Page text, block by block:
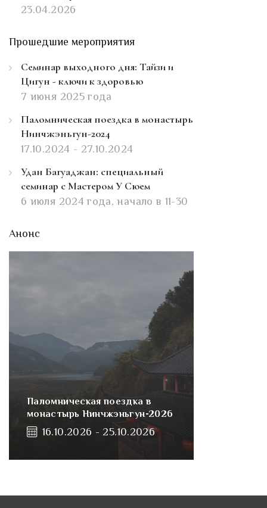
23.04.2026
Прошедшие мероприятия
Семинар выходного дня: Тайзи и
Цигун - ключи к здоровью
7 июня 2025 года
Паломническая поездка в монастырь
Нинчжэньгун-2024
17.10.2024 - 27.10.2024
Удан Багуаджан: специальный
семинар с Мастером У Сюем
6 июля 2024 года, начало в 11-30
Анонс
Паломническая поездка в
монастырь Нинчжэньгун-2026
16.10.2026 - 25.10.2026